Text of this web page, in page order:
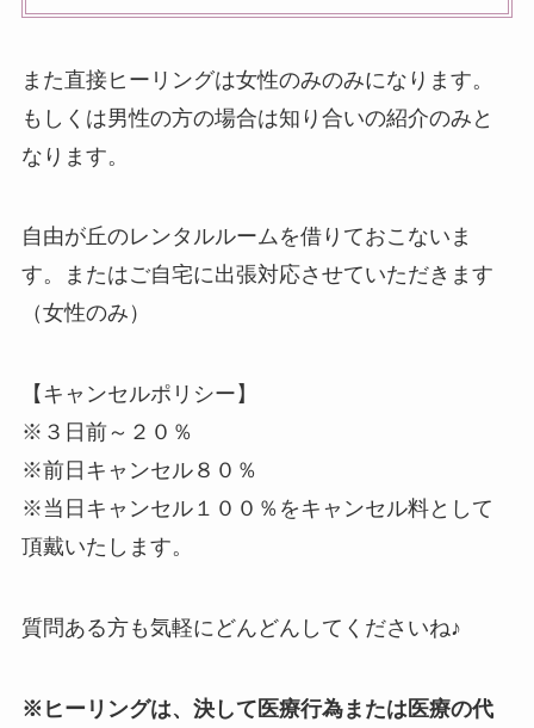
また直接ヒーリングは女性のみのみになります。
もしくは男性の方の場合は知り合いの紹介のみと
なります。
自由が丘のレンタルルームを借りておこないま
す。またはご自宅に出張対応させていただきます
（女性のみ）
【キャンセルポリシー】
※３日前～２０％
※前日キャンセル８０％
※当日キャンセル１００％をキャンセル料として
頂戴いたします。
質問ある方も気軽にどんどんしてくださいね♪
※ヒーリングは、決して医療行為または医療の代